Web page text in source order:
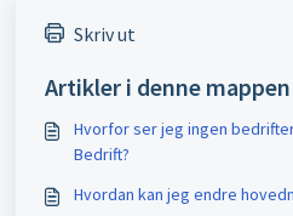
Skriv ut
Artikler i denne
Hvorfor ser jeg ingen
Bedrift?
Hvordan kan jeg endre